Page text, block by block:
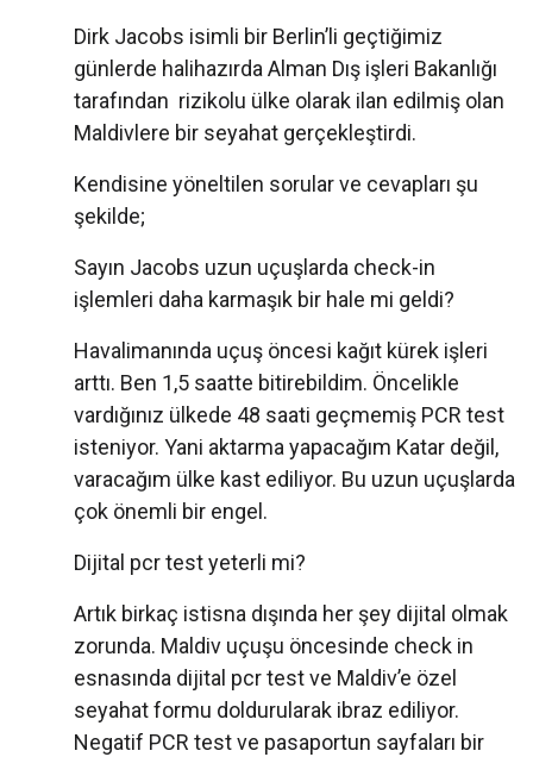
Dirk Jacobs isimli bir Berlin’li geçtiğimiz
günlerde halihazırda Alman Dış işleri Bakanlığı
tarafından rizikolu ülke olarak ilan edilmiş olan
Maldivlere bir seyahat gerçekleştirdi.
Kendisine yöneltilen sorular ve cevapları şu
şekilde;
Sayın Jacobs uzun uçuşlarda check-in
işlemleri daha karmaşık bir hale mi geldi?
Havalimanında uçuş öncesi kağıt kürek işleri
arttı. Ben 1,5 saatte bitirebildim. Öncelikle
vardığınız ülkede 48 saati geçmemiş PCR test
isteniyor. Yani aktarma yapacağım Katar değil,
varacağım ülke kast ediliyor. Bu uzun uçuşlarda
çok önemli bir engel.
Dijital pcr test yeterli mi?
Artık birkaç istisna dışında her şey dijital olmak
zorunda. Maldiv uçuşu öncesinde check in
esnasında dijital pcr test ve Maldiv’e özel
seyahat formu doldurularak ibraz ediliyor.
Negatif PCR test ve pasaportun sayfaları bir